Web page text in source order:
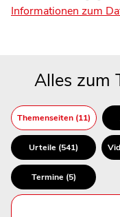
Informationen zum
Alles zum
Themenseiten (11)
Urteile (541)
Termine (5)